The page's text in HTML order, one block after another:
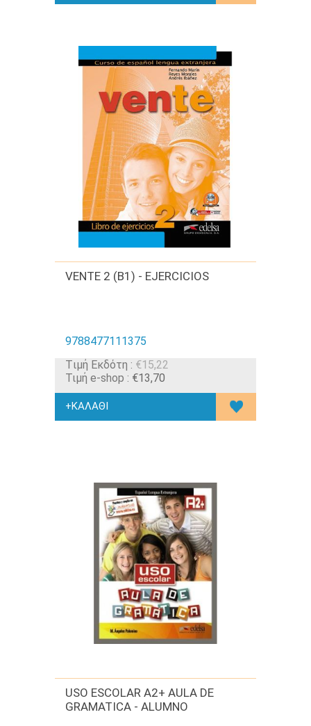
VENTE 2 (B1) - EJERCICIOS
9788477111375
Tιμή Εκδότη : €15,22
Τιμή e-shop : €13,70
USO ESCOLAR A2+ AULA DE
GRAMATICA - ALUMNO